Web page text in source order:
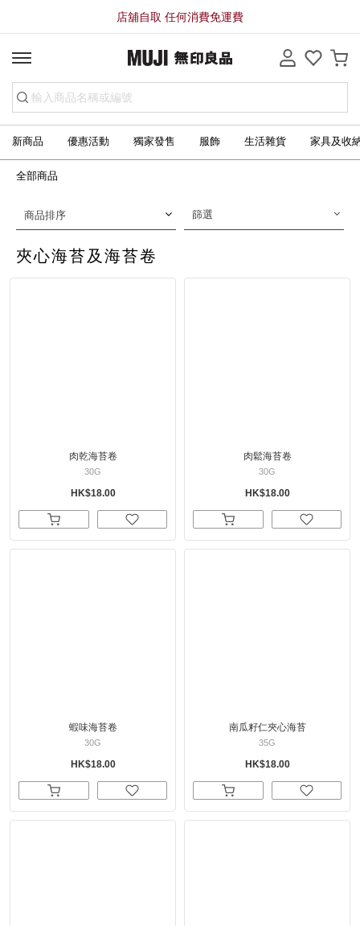
店舖自取 任何消費免運費
新商品 優惠活動 獨家發售 服飾 生活雜貨 家具及收
全部商品
夾心海苔及海苔卷
商品排序 篩選
肉乾海苔卷
30G
HK$18.00
肉鬆海苔卷
30G
HK$18.00
蝦味海苔卷
30G
HK$18.00
南瓜籽仁夾心海苔
35G
HK$18.00